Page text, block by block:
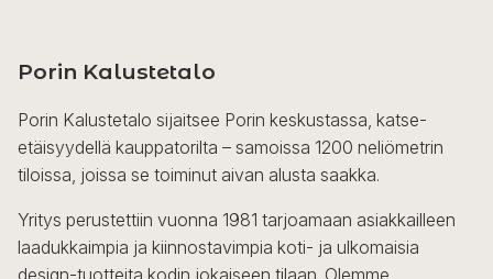
Porin Kalustetalo
Porin Kalustetalo sijaitsee Porin keskustassa, katse-
etäisyydellä kauppatorilta – samoissa 1200 neliömetrin
tiloissa, joissa se toiminut aivan alusta saakka.
Yritys perustettiin vuonna 1981 tarjoamaan asiakkailleen
laadukkaimpia ja kiinnostavimpia koti- ja ulkomaisia
design-tuotteita kodin jokaiseen tilaan. Olemme